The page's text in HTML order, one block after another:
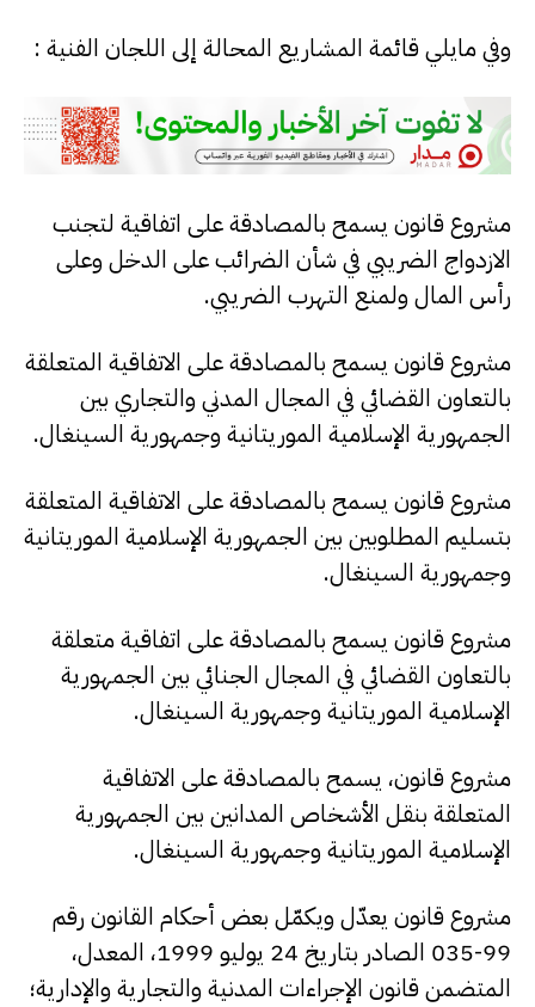
وفي مايلي قائمة المشاريع المحالة إلى اللجان الفنية :
مشروع قانون يسمح بالمصادقة على اتفاقية لتجنب
الازدواج الضريبي في شأن الضرائب على الدخل وعلى
رأس المال ولمنع التهرب الضريبي.
مشروع قانون يسمح بالمصادقة على الاتفاقية المتعلقة
بالتعاون القضائي في المجال المدني والتجاري بين
الجمهورية الإسلامية الموريتانية وجمهورية السينغال.
مشروع قانون يسمح بالمصادقة على الاتفاقية المتعلقة
بتسليم المطلوبين بين الجمهورية الإسلامية الموريتانية
وجمهورية السينغال.
مشروع قانون يسمح بالمصادقة على اتفاقية متعلقة
بالتعاون القضائي في المجال الجنائي بين الجمهورية
الإسلامية الموريتانية وجمهورية السينغال.
مشروع قانون، يسمح بالمصادقة على الاتفاقية
المتعلقة بنقل الأشخاص المدانين بين الجمهورية
الإسلامية الموريتانية وجمهورية السينغال.
مشروع قانون يعدّل ويكمّل بعض أحكام القانون رقم
99-035 الصادر بتاريخ 24 يوليو 1999، المعدل،
المتضمن قانون الإجراءات المدنية والتجارية والإدارية؛